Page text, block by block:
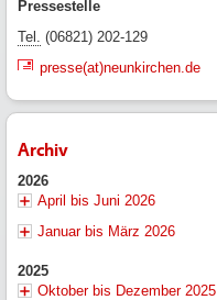
Pressestelle
Tel. (06821) 202-129
presse(at)neunkirchen.de
Archiv
2026
April bis Juni 2026
Januar bis März 2026
2025
Oktober bis Dezember 2025